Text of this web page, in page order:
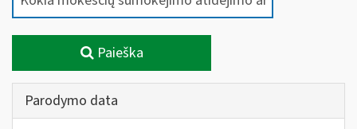
Paieška
Parodymo data